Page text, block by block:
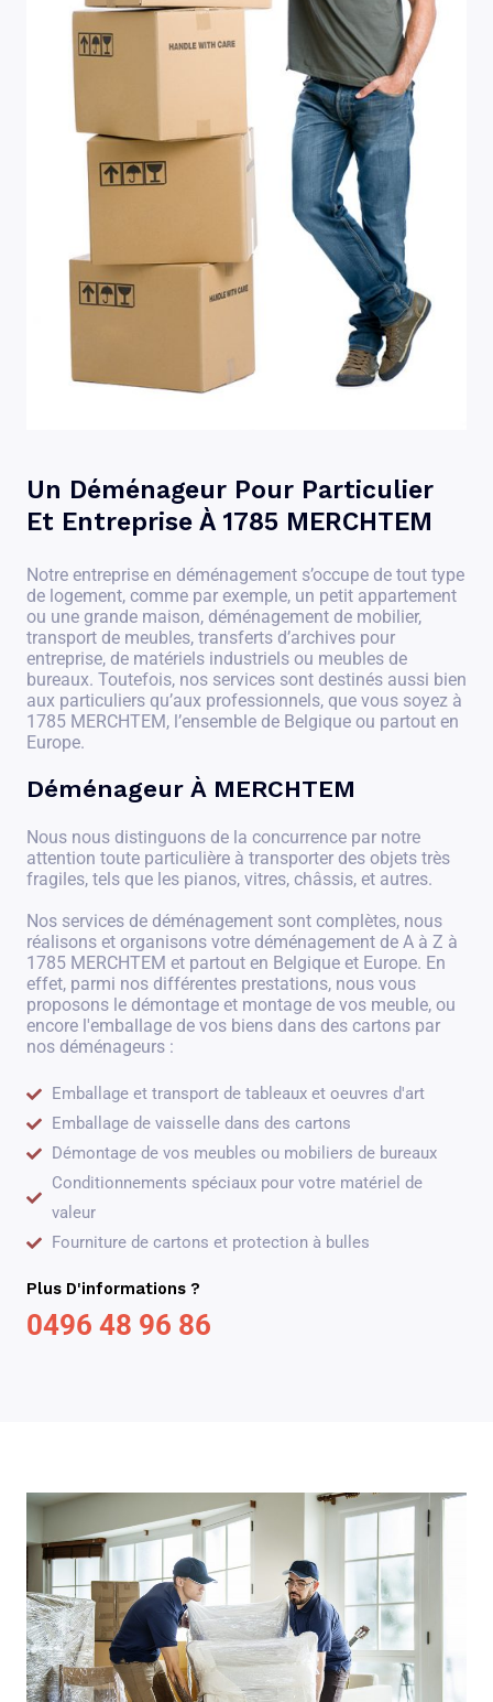
Un Déménageur Pour Particulier
Et Entreprise À 1785 MERCHTEM
Notre entreprise en déménagement s’occupe de tout type
de logement, comme par exemple, un petit appartement
ou une grande maison, déménagement de mobilier,
transport de meubles, transferts d’archives pour
entreprise, de matériels industriels ou meubles de
bureaux. Toutefois, nos services sont destinés aussi bien
aux particuliers qu’aux professionnels, que vous soyez à
1785 MERCHTEM, l’ensemble de Belgique ou partout en
Europe.
Déménageur À MERCHTEM
Nous nous distinguons de la concurrence par notre
attention toute particulière à transporter des objets très
fragiles, tels que les pianos, vitres, châssis, et autres.
Nos services de déménagement sont complètes, nous
réalisons et organisons votre déménagement de A à Z à
1785 MERCHTEM et partout en Belgique et Europe. En
effet, parmi nos différentes prestations, nous vous
proposons le démontage et montage de vos meuble, ou
encore l'emballage de vos biens dans des cartons par
nos déménageurs :
Emballage et transport de tableaux et oeuvres d'art
Emballage de vaisselle dans des cartons
Démontage de vos meubles ou mobiliers de bureaux
Conditionnements spéciaux pour votre matériel de
valeur
Fourniture de cartons et protection à bulles
Plus D'informations ?
0496 48 96 86